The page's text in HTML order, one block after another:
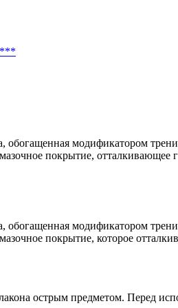
обогащенная модификатором
покрытие, отталкивающее
обогащенная модификатором
покрытие, которое
острым предметом. Перед